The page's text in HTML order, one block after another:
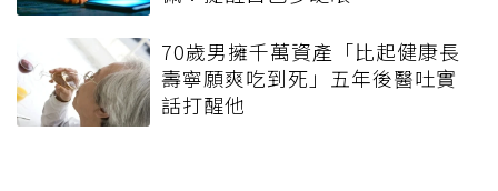
70歲男擁千萬資產「比起健康長
壽寧願爽吃到死」五年後醫吐實
話打醒他